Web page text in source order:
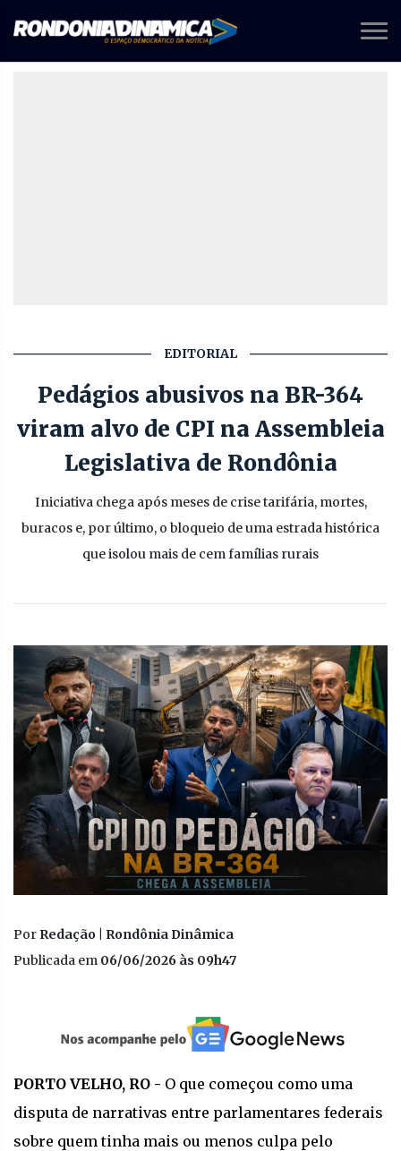
EDITORIAL
Pedágios abusivos na BR-364
viram alvo de CPI na Assembleia
Legislativa de Rondônia
Iniciativa chega após meses de crise tarifária, mortes,
buracos e, por último, o bloqueio de uma estrada histórica
que isolou mais de cem famílias rurais
Por Redação | Rondônia Dinâmica
Publicada em 06/06/2026 às 09h47
PORTO VELHO, RO - O que começou como uma
disputa de narrativas entre parlamentares federais
sobre quem tinha mais ou menos culpa pelo